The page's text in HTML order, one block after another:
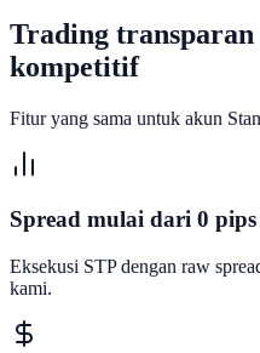
Trading transparan
kompetitif
Fitur yang sama untuk akun
Spread mulai dari 0 pips
Eksekusi STP dengan raw
kami.